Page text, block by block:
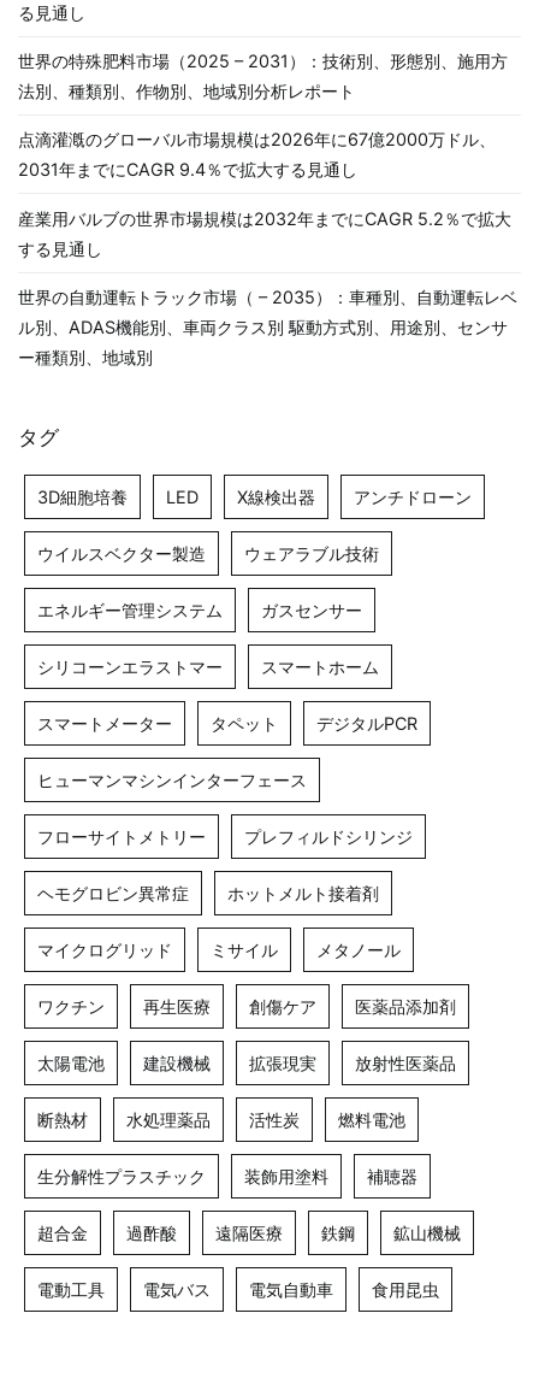
る見通し
世界の特殊肥料市場（2025 – 2031）：技術別、形態別、施用方
法別、種類別、作物別、地域別分析レポート
点滴灌漑のグローバル市場規模は2026年に67億2000万ドル、
2031年までにCAGR 9.4％で拡大する見通し
産業用バルブの世界市場規模は2032年までにCAGR 5.2％で拡大
する見通し
世界の自動運転トラック市場（ – 2035）：車種別、自動運転レベ
ル別、ADAS機能別、車両クラス別 駆動方式別、用途別、センサ
ー種類別、地域別
タグ
3D細胞培養 LED X線検出器 アンチドローン
ウイルスベクター製造 ウェアラブル技術
エネルギー管理システム ガスセンサー
シリコーンエラストマー スマートホーム
スマートメーター タペット デジタルPCR
ヒューマンマシンインターフェース
フローサイトメトリー プレフィルドシリンジ
ヘモグロビン異常症 ホットメルト接着剤
マイクログリッド ミサイル メタノール
ワクチン 再生医療 創傷ケア 医薬品添加剤
太陽電池 建設機械 拡張現実 放射性医薬品
断熱材 水処理薬品 活性炭 燃料電池
生分解性プラスチック 装飾用塗料 補聴器
超合金 過酢酸 遠隔医療 鉄鋼 鉱山機械
電動工具 電気バス 電気自動車 食用昆虫